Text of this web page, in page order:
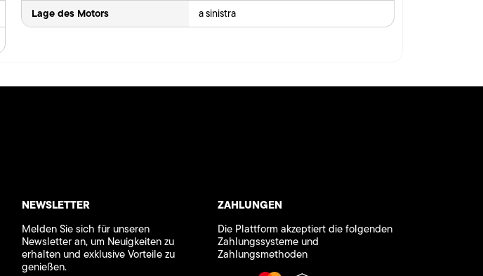
Lage des Motors a sinistra
NEWSLETTER
Melden Sie sich für unseren
Newsletter an, um Neuigkeiten zu
erhalten und exklusive Vorteile zu
genießen.
ZAHLUNGEN
Die Plattform akzeptiert die folgenden
Zahlungssysteme und
Zahlungsmethoden